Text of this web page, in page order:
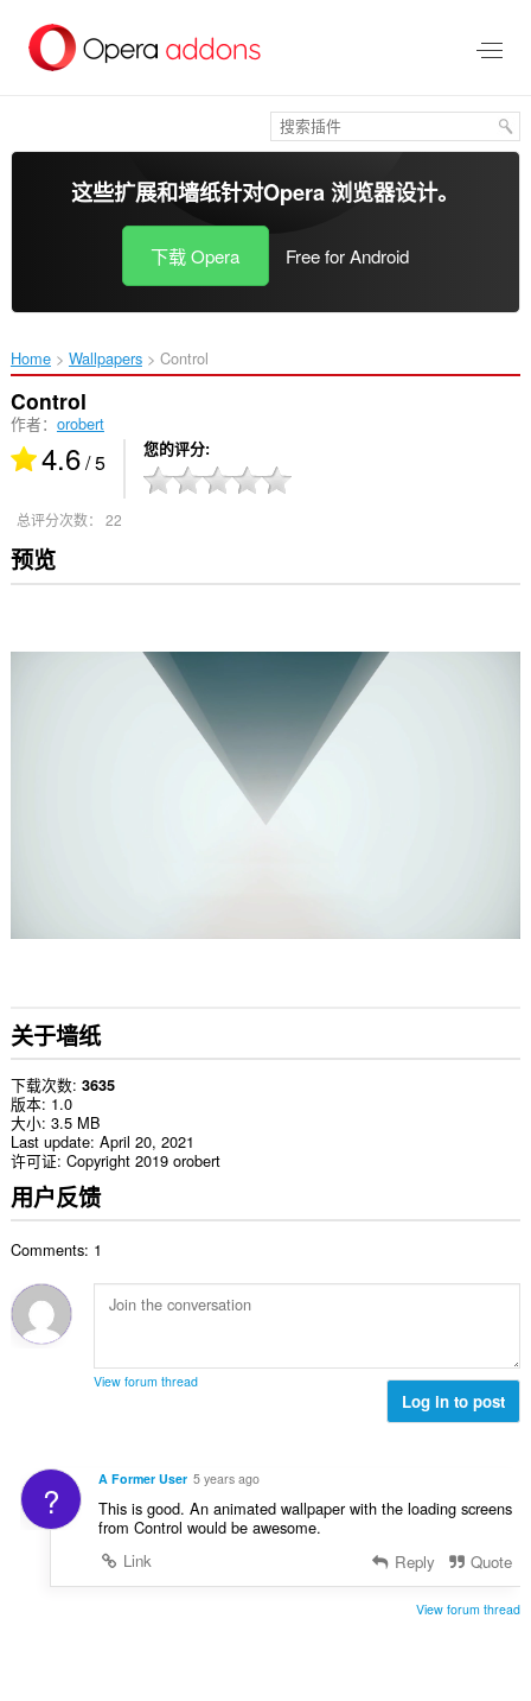
这些扩展和墙纸针对Opera 浏览器设计。
下载 Opera Free for Android
Home Wallpapers Control‎
Control
作者： orobert
4.6/ 5 您的评分
总评分次数： 22
预览
关于墙纸
下载次数 3635
版本 1.0
大小 3.5 MB
Last update April 20, 2021
许可证 Copyright 2019 orobert
用户反馈
Comments: 1
View forum thread
Log in to post
? A Former User 5 years ago
This is good. An animated wallpaper with the loading screens
from Control would be awesome.
Link
Reply Quote
View forum thread